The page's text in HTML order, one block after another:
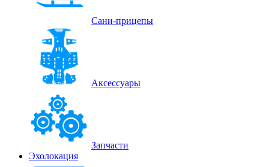
Сани-прицепы
Аксессуары
Запчасти
Эхолокация